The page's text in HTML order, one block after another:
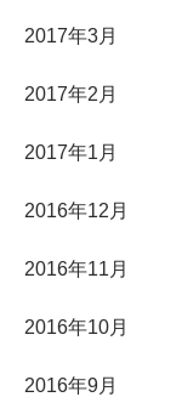
2017年3月
2017年2月
2017年1月
2016年12月
2016年11月
2016年10月
2016年9月